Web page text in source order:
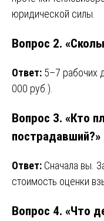
юридической силы.
Вопрос 2.
Ответ: 5–7 рабочих
000 руб.).
Вопрос 3. «Кто
пострадавший?»
Ответ: Сначала вы.
стоимость оценки
Вопрос 4. «Что